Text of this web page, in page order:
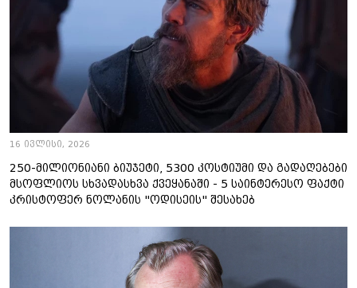
16 ივლისი, 2026
250-მილიონიანი ბიუჯეტი, 5300 კოსტიუმი და გადაღებები
მსოფლიოს სხვადასხვა ქვეყანაში - 5 საინტერესო ფაქტი
კრისტოფერ ნოლანის "ოდისეის" შესახებ